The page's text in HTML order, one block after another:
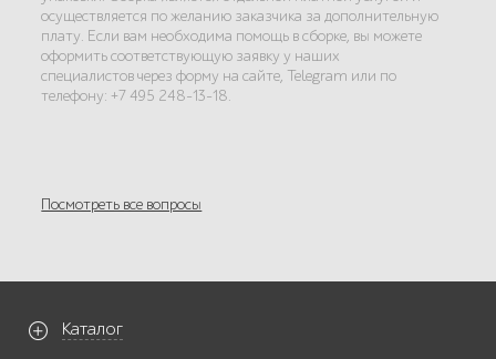
осуществляется по желанию заказчика за дополнительную
плату. Если вам необходима помощь в сборке, вы можете
оформить соответствующую заявку у наших
специалистов через форму на сайте, Telegram или по
телефону: +7 495 248-13-18.
Посмотреть все вопросы
Каталог